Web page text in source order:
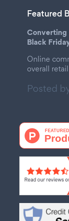
Featured
Converting
Black
Online
overall
Posted